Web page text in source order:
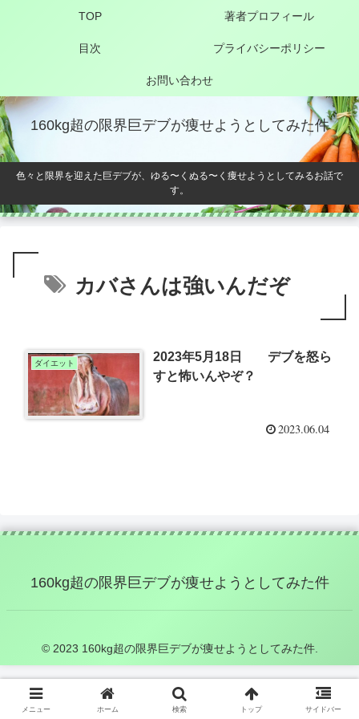
160kg超の限界巨デブが痩せようとしてみた件
色々と限界を迎えた巨デブが、ゆる〜くぬる〜く痩せようとしてみるお話で
す。
TOP 著者プロフィール
目次 プライバシーポリシー
お問い合わせ
カバさんは強いんだぞ
ダイエット
2023年5月18日 デブを怒ら
すと怖いんやぞ？
2023.06.04
160kg超の限界巨デブが痩せようとしてみた件
© 2023 160kg超の限界巨デブが痩せようとしてみた件.
メニュー ホーム 検索 トップ サイドバー